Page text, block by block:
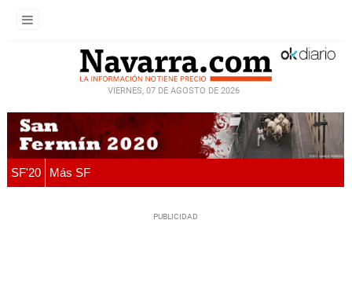
VIERNES, 07 DE AGOSTO DE 2026
SF'20 Más SF